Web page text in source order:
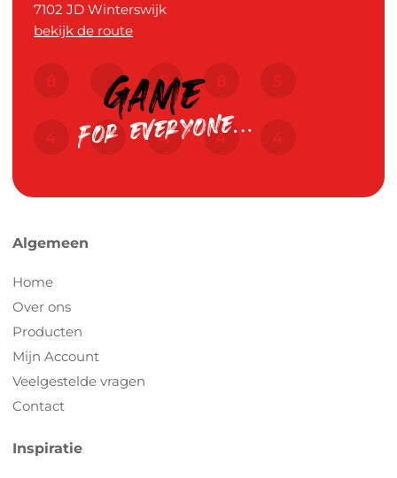
7102 JD Winterswijk
bekijk de route
Algemeen
Home
Over ons
Producten
Mijn Account
Veelgestelde vragen
Contact
Inspiratie